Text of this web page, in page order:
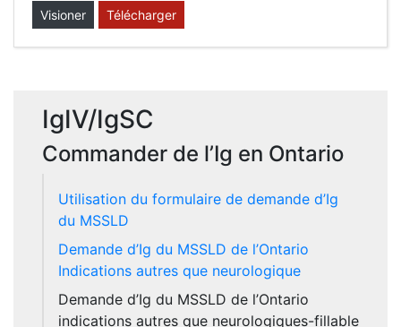
Visioner Télécharger
IgIV/IgSC
Commander de l’Ig en Ontario
Utilisation du formulaire de demande d’Ig
du MSSLD
Demande d’Ig du MSSLD de l’Ontario
Indications autres que neurologique
Demande d’Ig du MSSLD de l’Ontario
indications autres que neurologiques-fillable